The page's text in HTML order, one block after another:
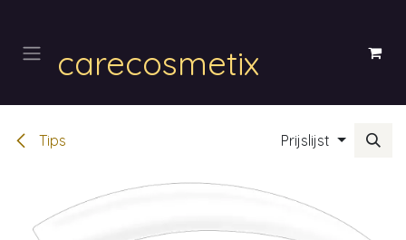
carecosmetix
Tips Prijslijst